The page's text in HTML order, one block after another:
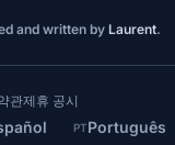
and written by Laurent.
관제휴 공시
PTPortuguês